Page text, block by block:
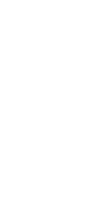
業銀行
際商業銀行
業銀行
際商業銀行